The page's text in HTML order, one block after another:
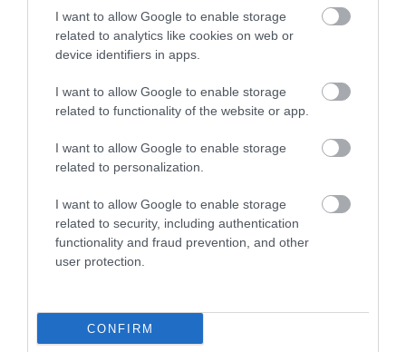
I want to allow Google to enable storage
related to analytics like cookies on web or
device identifiers in apps.
I want to allow Google to enable storage
related to functionality of the website or app.
I want to allow Google to enable storage
related to personalization.
I want to allow Google to enable storage
related to security, including authentication
functionality and fraud prevention, and other
user protection.
CONFIRM
déli partjainál található, amely a sekély zátonyoknak
köszönhetően néz ki így. A zátonyokról készült
képet egy űrhajós készítette a Nemzetközi
közel két évvel később, 2022. május 29-én
osztották
. A területen 9300 tengeri faj él a szakértők
szerint, és közel 1,3 millió négyzetkilométert fed le.